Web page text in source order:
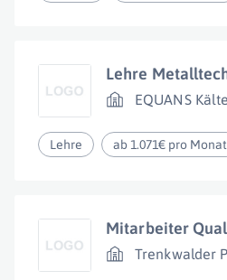
Lehre
EQUANS
Lehre ab 1.071€ pro Monat
Mitarbeiter
Trenkwalder